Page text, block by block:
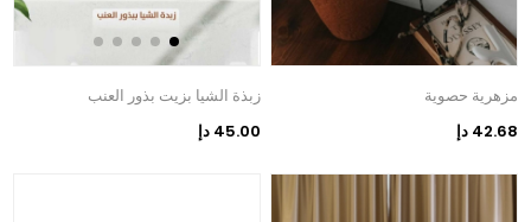
مزهرية حصوية
42.68 دإ
زبذة الشيا بزيت بذور العنب
45.00 دإ